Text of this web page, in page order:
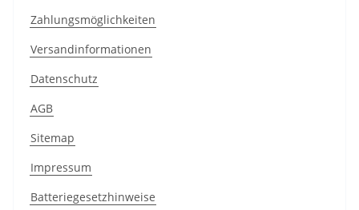
Zahlungsmöglichkeiten
Versandinformationen
Datenschutz
AGB
Sitemap
Impressum
Batteriegesetzhinweise